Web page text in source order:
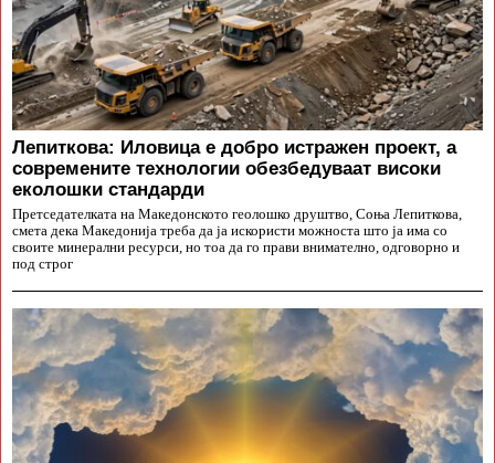
Лепиткова: Иловица е добро истражен проект, а
современите технологии обезбедуваат високи
еколошки стандарди
Претседателката на Македонското геолошко друштво, Соња Лепиткова,
смета дека Македонија треба да ја искористи можноста што ја има со
своите минерални ресурси, но тоа да го прави внимателно, одговорно и
под строг